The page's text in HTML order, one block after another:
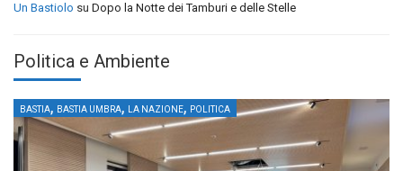
Un Bastiolo su Dopo la Notte dei Tamburi e delle Stelle
Politica e Ambiente
BASTIA, BASTIA UMBRA, LA NAZIONE, POLITICA